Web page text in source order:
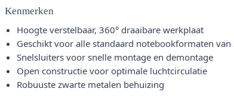
Kenmerken
Hoogte verstelbaar, 360° draaibare werkplaat
Geschikt voor alle standaard notebookformaten
Snelsluiters voor snelle montage en demontage
Open constructie voor optimale luchtcirculatie
Robuuste zwarte metalen behuizing